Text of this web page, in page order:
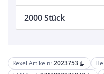
Rexel Artikelnr.2023753 content_copy
2000 Stück